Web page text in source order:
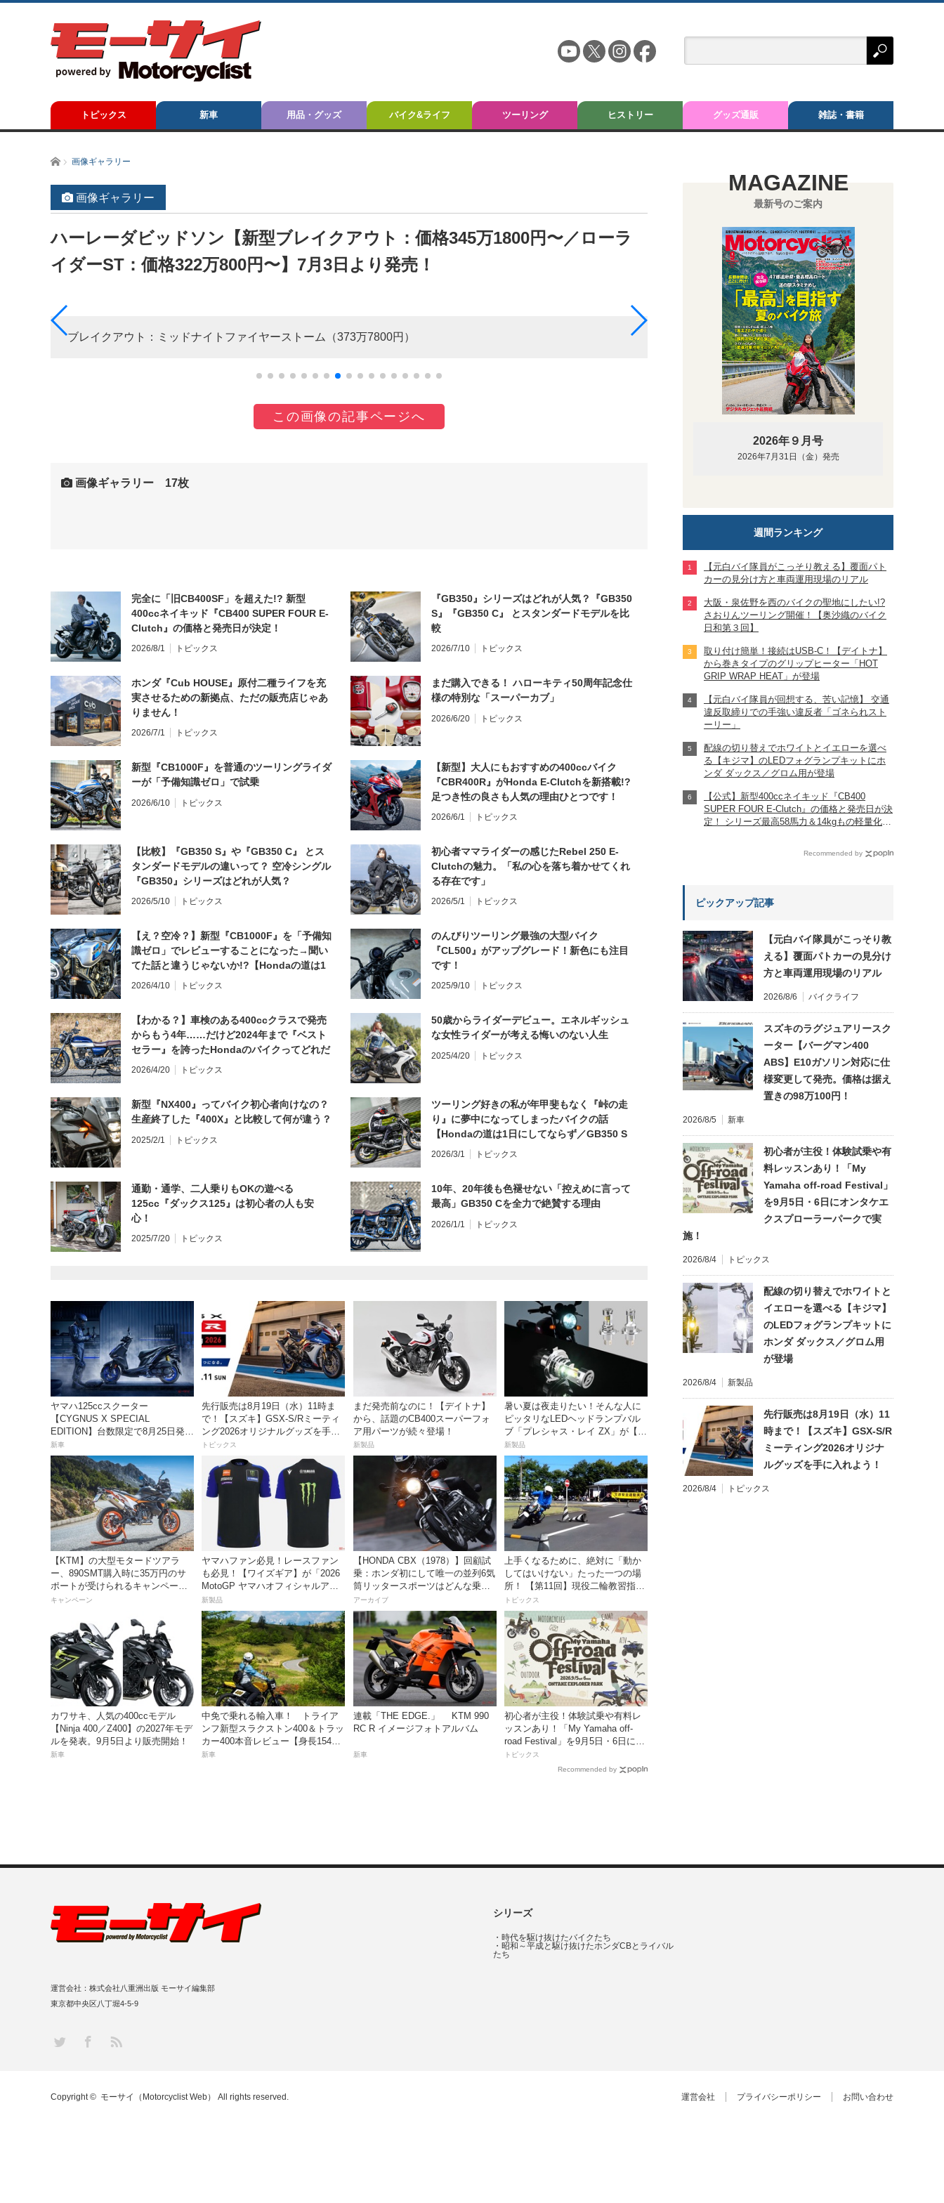
トピックス 新車 用品・グッズ バイク&ライフ ツーリング ヒストリー グッズ通販 雑誌・書籍
ホーム画像ギャラリー
画像ギャラリー
ハーレーダビッドソン【新型ブレイクアウト：価格345万1800円〜／ローラ
イダーST：価格322万800円〜】7月3日より発売！
ブレイクアウト：ミッドナイトファイヤーストーム（373万7800円） ローライダーST：ビリヤードグレー【ブラックトリム
この画像の記事ページへ
画像ギャラリー 17枚
完全に「旧CB400SF」を超えた!? 新型
400ccネイキッド『CB400 SUPER FOUR E-
Clutch』の価格と発売日が決定！
2026/8/1 トピックス
『GB350』シリーズはどれが人気？『GB350
S』『GB350 C』 とスタンダードモデルを比
較
2026/7/10 トピックス
ホンダ『Cub HOUSE』原付二種ライフを充
実させるための新拠点、ただの販売店じゃあ
りません！
2026/7/1 トピックス
まだ購入できる！ ハローキティ50周年記念仕
様の特別な「スーパーカブ」
2026/6/20 トピックス
新型『CB1000F』を普通のツーリングライダ
ーが「予備知識ゼロ」で試乗
2026/6/10 トピックス
【新型】大人にもおすすめの400ccバイク
『CBR400R』がHonda E-Clutchを新搭載!?
足つき性の良さも人気の理由ひとつです！
2026/6/1 トピックス
【比較】『GB350 S』や『GB350 C』 とス
タンダードモデルの違いって？ 空冷シングル
『GB350』シリーズはどれが人気？
2026/5/10 トピックス
初心者ママライダーの感じたRebel 250 E-
Clutchの魅力。「私の心を落ち着かせてくれ
る存在です」
2026/5/1 トピックス
【え？空冷？】新型『CB1000F』を「予備知
識ゼロ」でレビューすることになった→聞い
てた話と違うじゃないか!?【Hondaの道は1
日にしてならず／CB1000F ①第一印象 編】
2026/4/10 トピックス
のんびりツーリング最強の大型バイク
『CL500』がアップグレード！新色にも注目
です！
2025/9/10 トピックス
【わかる？】車検のある400ccクラスで発売
からもう4年……だけど2024年まで『ベスト
セラー』を誇ったHondaのバイクってどれだ
と思う？
2026/4/20 トピックス
50歳からライダーデビュー。エネルギッシュ
な女性ライダーが考える悔いのない人生
2025/4/20 トピックス
新型『NX400』ってバイク初心者向けなの？
生産終了した『400X』と比較して何が違う？
2025/2/1 トピックス
ツーリング好きの私が年甲斐もなく『峠の走
り』に夢中になってしまったバイクの話
【Hondaの道は1日にしてならず／GB350 S
インプレ・レビュー 前編】
2026/3/1 トピックス
通勤・通学、二人乗りもOKの遊べる
125cc『ダックス125』は初心者の人も安
心！
2025/7/20 トピックス
10年、20年後も色褪せない「控えめに言って
最高」GB350 Cを全力で絶賛する理由
2026/1/1 トピックス
ヤマハ125ccスクーター
【CYGNUS X SPECIAL
EDITION】台数限定で8月25日発
売！ 「YZF-R1M」イメージを取
り入れたスポーティ仕様は価格40
万2600円
新車
先行販売は8月19日（水）11時ま
で！【スズキ】GSX-S/Rミーティ
ング2026オリジナルグッズを手に
入れよう！
トピックス
まだ発売前なのに！【デイトナ】
から、話題のCB400スーパーフォ
ア用パーツが続々登場！
新製品
暑い夏は夜走りたい！そんな人に
ピッタリなLEDヘッドランプバル
ブ「プレシャス・レイ ZX」が【デ
イトナ】から登場
新製品
【KTM】の大型モタードツアラ
ー、890SMT購入時に35万円のサ
ポートが受けられるキャンペーン
を実施中！
キャンペーン
ヤマハファン必見！レースファン
も必見！【ワイズギア】が「2026
MotoGP ヤマハオフィシャルアパ
レル」を数量限定でリリース
新製品
【HONDA CBX（1978）】回顧試
乗：ホンダ初にして唯一の並列6気
筒リッタースポーツはどんな乗り
味だったのか？
アーカイブ
上手くなるために、絶対に「動か
してはいけない」たった一つの場
所！ 【第11回】現役二輪教習指導
員YouTuberばくのライテク講座
トピックス
カワサキ、人気の400ccモデル
【Ninja 400／Z400】の2027年モデ
ルを発表。9月5日より販売開始！
新車
中免で乗れる輸入車！ トライア
ンフ新型スラクストン400＆トラッ
カー400本音レビュー【身長154cm
の足着きは？】
新車
連載「THE EDGE.」 KTM 990
RC R イメージフォトアルバム
新車
初心者が主役！体験試乗や有料レ
ッスンあり！「My Yamaha off-
road Festival」を9月5日・6日にオ
ンタケエクスプローラーパークで
トピックス
Recommended by
MAGAZINE
最新号のご案内
2026年９月号
2026年7月31日（金）発売
週間ランキング
【元白バイ隊員がこっそり教える】覆面パト
カーの見分け方と車両運用現場のリアル
大阪・泉佐野を西のバイクの聖地にしたい!?
さおりんツーリング開催！【奥沙織のバイク
日和第３回】
取り付け簡単！接続はUSB-C！【デイトナ】
から巻きタイプのグリップヒーター「HOT
GRIP WRAP HEAT」が登場
【元白バイ隊員が回想する、苦い記憶】 交通
違反取締りでの手強い違反者「ゴネられスト
ーリー」
配線の切り替えでホワイトとイエローを選べ
る【キジマ】のLEDフォグランプキットにホ
ンダ ダックス／グロム用が登場
【公式】新型400ccネイキッド『CB400
SUPER FOUR E-Clutch』の価格と発売日が決
定！ シリーズ最高58馬力＆14kgもの軽量化!?
Recommended by
ピックアップ記事
【元白バイ隊員がこっそり教
える】覆面パトカーの見分け
方と車両運用現場のリアル
2026/8/6 バイクライフ
スズキのラグジュアリースク
ーター【バーグマン400
ABS】E10ガソリン対応に仕
様変更して発売。価格は据え
置きの98万100円！
2026/8/5 新車
初心者が主役！体験試乗や有
料レッスンあり！「My
Yamaha off-road Festival」
を9月5日・6日にオンタケエ
クスプローラーパークで実
施！
2026/8/4 トピックス
配線の切り替えでホワイトと
イエローを選べる【キジマ】
のLEDフォグランプキットに
ホンダ ダックス／グロム用
が登場
2026/8/4 新製品
先行販売は8月19日（水）11
時まで！【スズキ】GSX-S/R
ミーティング2026オリジナ
ルグッズを手に入れよう！
2026/8/4 トピックス
シリーズ
・ 時代を駆け抜けたバイクたち
・ 昭和～平成と駆け抜けたホンダCBとライバル
たち
運営会社：株式会社八重洲出版 モーサイ編集部
東京都中央区八丁堀4-5-9
Twitter Facebook
RSS
運営会社 プライバシーポリシー お問い合わせ
Copyright © モーサイ（Motorcyclist Web） All rights reserved.